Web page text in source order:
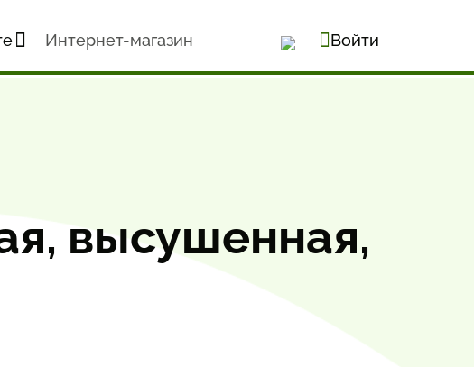
Интернет-магазин Войти
высушенная,